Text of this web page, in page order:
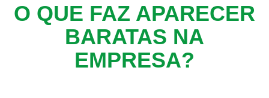
O QUE FAZ APARECER
BARATAS NA
EMPRESA?